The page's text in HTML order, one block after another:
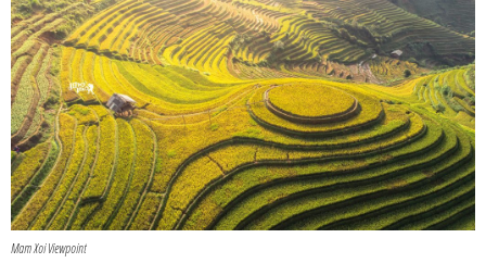
Mam Xoi Viewpoint